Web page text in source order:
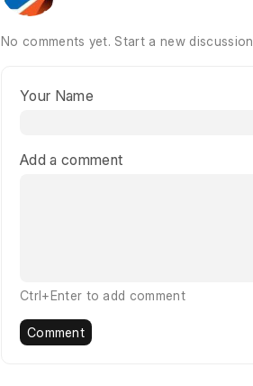
No comments yet. Start a new discussion
Your Name
Add a comment
Ctrl+Enter to add comment
Comment